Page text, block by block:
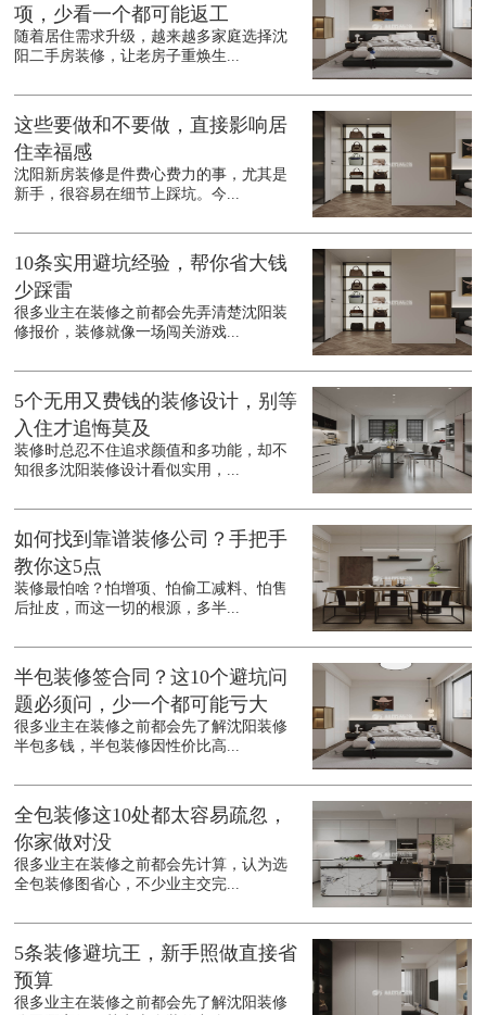
项，少看一个都可能返工
随着居住需求升级，越来越多家庭选择沈
阳二手房装修，让老房子重焕生...
这些要做和不要做，直接影响居
住幸福感
沈阳新房装修是件费心费力的事，尤其是
新手，很容易在细节上踩坑。今...
10条实用避坑经验，帮你省大钱
少踩雷
很多业主在装修之前都会先弄清楚沈阳装
修报价，装修就像一场闯关游戏...
5个无用又费钱的装修设计，别等
入住才追悔莫及
装修时总忍不住追求颜值和多功能，却不
知很多沈阳装修设计看似实用，...
如何找到靠谱装修公司？手把手
教你这5点
装修最怕啥？怕增项、怕偷工减料、怕售
后扯皮，而这一切的根源，多半...
半包装修签合同？这10个避坑问
题必须问，少一个都可能亏大
很多业主在装修之前都会先了解沈阳装修
半包多钱，半包装修因性价比高...
全包装修这10处都太容易疏忽，
你家做对没
很多业主在装修之前都会先计算，认为选
全包装修图省心，不少业主交完...
5条装修避坑王，新手照做直接省
预算
很多业主在装修之前都会先了解沈阳装修